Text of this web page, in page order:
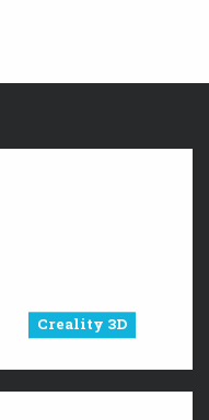
Creality 3D